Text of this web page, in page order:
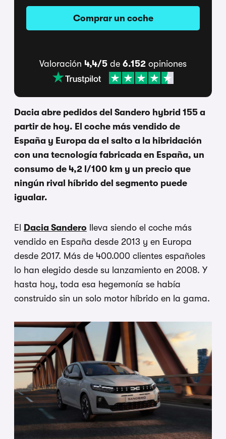
Comprar un coche
Valoración 4,4/5 de 6.152 opiniones
Dacia abre pedidos del Sandero hybrid 155 a
partir de hoy. El coche más vendido de
España y Europa da el salto a la hibridación
con una tecnología fabricada en España, un
consumo de 4,2 l/100 km y un precio que
ningún rival híbrido del segmento puede
igualar.
El Dacia Sandero lleva siendo el coche más
vendido en España desde 2013 y en Europa
desde 2017. Más de 400.000 clientes españoles
lo han elegido desde su lanzamiento en 2008. Y
hasta hoy, toda esa hegemonía se había
construido sin un solo motor híbrido en la gama.